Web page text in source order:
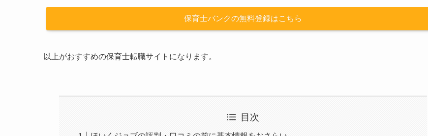
保育士バンクの無料登録はこちら
以上がおすすめの保育士転職サイトになります。
目次